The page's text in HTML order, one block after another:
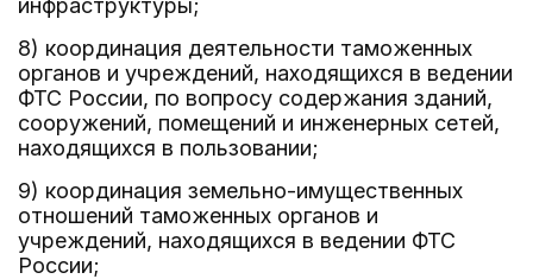
инфраструктуры;
8) координация деятельности таможенных
органов и учреждений, находящихся в ведении
ФТС России, по вопросу содержания зданий,
сооружений, помещений и инженерных сетей,
находящихся в пользовании;
9) координация земельно-имущественных
отношений таможенных органов и
учреждений, находящихся в ведении ФТС
России;